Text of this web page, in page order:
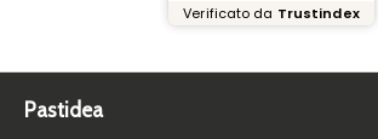
Verificato da Trustindex
Pastidea